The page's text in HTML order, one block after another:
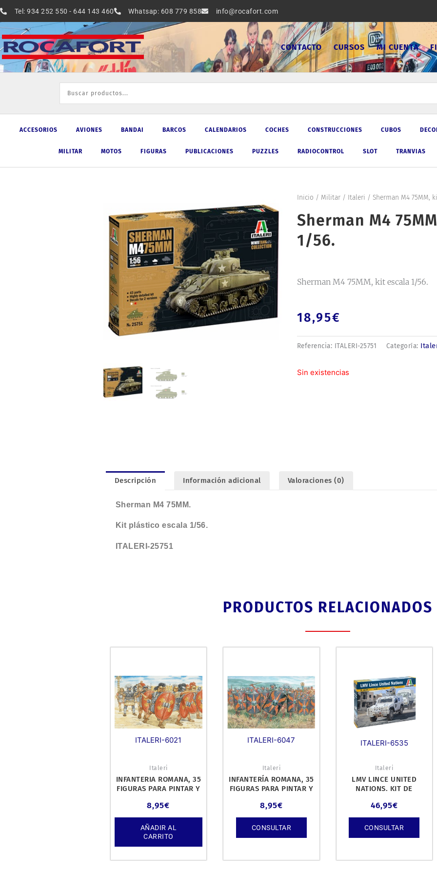
al
contenido
Tel: 934 252 550 - 644 143 460 Whatsap: 608 779 858 info@rocafort.com
CONTACTO CURSOS MI CUENTA
ACCESORIOS AVIONES BANDAI BARCOS CALENDARIOS COCHES CONSTRUCCIONES CUBOS
MILITAR MOTOS FIGURAS PUBLICACIONES PUZZLES RADIOCONTROL SLOT TRANVIAS
Inicio / Militar/ Italeri / Sherman M4 75MM,
Sherman M4
1/56.
Sherman M4 75MM, kit escala 1/56.
18,95€
Referencia: ITALERI-25751 Categoría:
Sin existencias
Descripción Información adicional Valoraciones (0)
Sherman M4 75MM.
Kit plástico escala 1/56.
ITALERI-25751
PRODUCTOS RELACIONADOS
ITALERI-6021
Italeri
INFANTERIA ROMANA, 35
FIGURAS PARA PINTAR Y
PLÁSTICO ES
8,95€
AÑADIR AL
CARRITO
ITALERI-6047
Italeri
INFANTERÍA ROMANA, 35
FIGURAS PARA PINTAR Y
PLÁSTICO ES
8,95€
CONSULTAR
ITALERI-6535
Italeri
LMV LINCE UNITED
NATIONS. KIT DE
46,95€
CONSULTAR